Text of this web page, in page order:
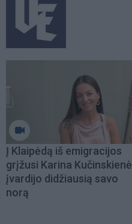
Į Klaipėdą iš emigracijos
grįžusi Karina Kučinskienė
įvardijo didžiausią savo
norą